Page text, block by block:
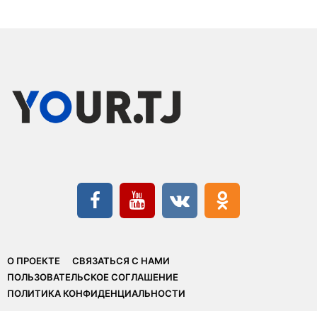
О ПРОЕКТЕ
СВЯЗАТЬСЯ С НАМИ
ПОЛЬЗОВАТЕЛЬСКОЕ СОГЛАШЕНИЕ
ПОЛИТИКА КОНФИДЕНЦИАЛЬНОСТИ